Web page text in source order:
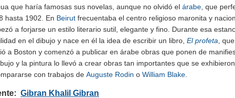
que haría famosas sus novelas, aunque no olvidó el árabe , que
hasta 1902. En Beirut frecuentaba el centro religioso maronita y
a forjarse un estilo literario sutil, elegante y fino. Durante esa
en el dibujo y nace en él la idea de escribir un libro, El profeta ,
a Boston y comenzó a publicar en árabe obras que ponen de
y la pintura lo llevó a crear obras tan importantes que se
con trabajos de Auguste Rodin o William Blake
Gibran Khalil Gibran